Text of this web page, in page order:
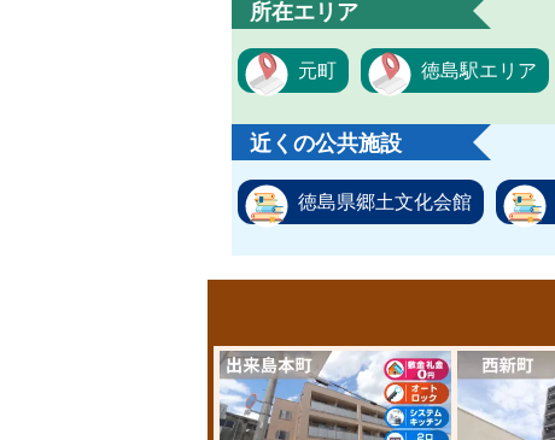
所在エリア
元町 徳島駅エリア
近くの公共施設
徳島県郷土文化会館